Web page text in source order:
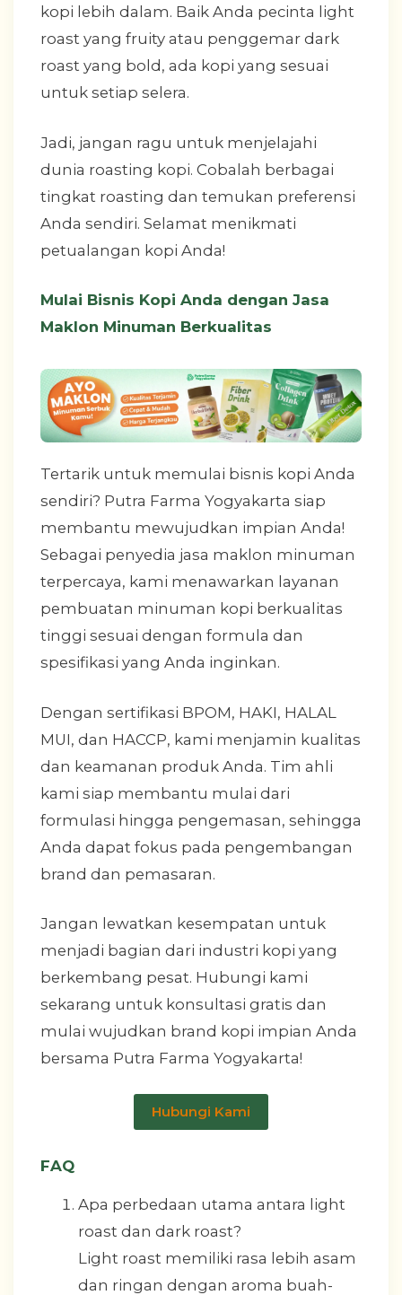
kopi lebih dalam. Baik Anda pecinta light
roast yang fruity atau penggemar dark
roast yang bold, ada kopi yang sesuai
untuk setiap selera.
Jadi, jangan ragu untuk menjelajahi
dunia roasting kopi. Cobalah berbagai
tingkat roasting dan temukan preferensi
Anda sendiri. Selamat menikmati
petualangan kopi Anda!
Mulai Bisnis Kopi Anda dengan Jasa
Maklon Minuman Berkualitas
Tertarik untuk memulai bisnis kopi Anda
sendiri? Putra Farma Yogyakarta siap
membantu mewujudkan impian Anda!
Sebagai penyedia jasa maklon minuman
terpercaya, kami menawarkan layanan
pembuatan minuman kopi berkualitas
tinggi sesuai dengan formula dan
spesifikasi yang Anda inginkan.
Dengan sertifikasi BPOM, HAKI, HALAL
MUI, dan HACCP, kami menjamin kualitas
dan keamanan produk Anda. Tim ahli
kami siap membantu mulai dari
formulasi hingga pengemasan, sehingga
Anda dapat fokus pada pengembangan
brand dan pemasaran.
Jangan lewatkan kesempatan untuk
menjadi bagian dari industri kopi yang
berkembang pesat. Hubungi kami
sekarang untuk konsultasi gratis dan
mulai wujudkan brand kopi impian Anda
bersama Putra Farma Yogyakarta!
Hubungi Kami
FAQ
Apa perbedaan utama antara light
roast dan dark roast?
Light roast memiliki rasa lebih asam
dan ringan dengan aroma buah-